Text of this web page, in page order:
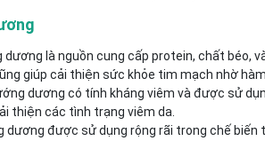
dương là nguồn cung cấp protein, chất béo,
giúp cải thiện sức khỏe tim mạch nhờ
dương có tính kháng viêm và được sử
thiện các tình trạng viêm da.
dương được sử dụng rộng rãi trong chế biến